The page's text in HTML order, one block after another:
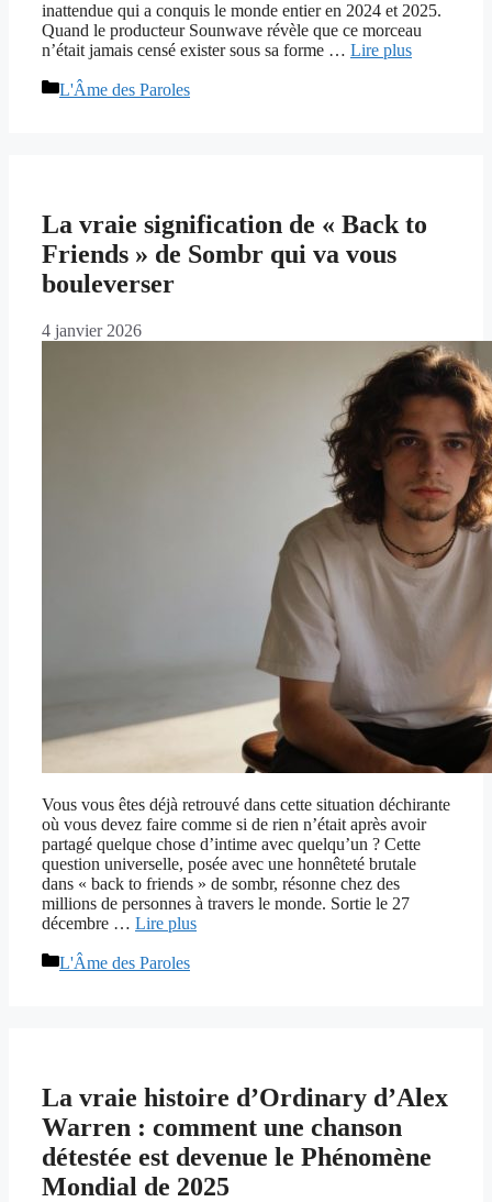
inattendue qui a conquis le monde entier en 2024 et 2025.
Quand le producteur Sounwave révèle que ce morceau
n’était jamais censé exister sous sa forme … Lire plus
Catégories
L'Âme des Paroles
La vraie signification de « Back to
Friends » de Sombr qui va vous
bouleverser
4 janvier 2026
Vous vous êtes déjà retrouvé dans cette situation déchirante
où vous devez faire comme si de rien n’était après avoir
partagé quelque chose d’intime avec quelqu’un ? Cette
question universelle, posée avec une honnêteté brutale
dans « back to friends » de sombr, résonne chez des
millions de personnes à travers le monde. Sortie le 27
décembre … Lire plus
Catégories
L'Âme des Paroles
La vraie histoire d’Ordinary d’Alex
Warren : comment une chanson
détestée est devenue le Phénomène
Mondial de 2025